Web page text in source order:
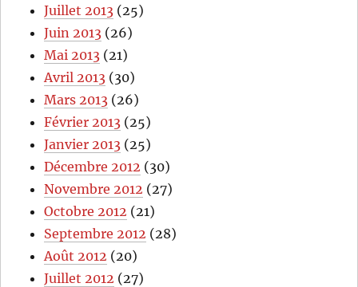
Juillet 2013 (25)
Juin 2013 (26)
Mai 2013 (21)
Avril 2013 (30)
Mars 2013 (26)
Février 2013 (25)
Janvier 2013 (25)
Décembre 2012 (30)
Novembre 2012 (27)
Octobre 2012 (21)
Septembre 2012 (28)
Août 2012 (20)
Juillet 2012 (27)